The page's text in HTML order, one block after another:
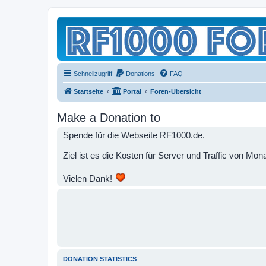
Schnellzugriff Donations FAQ
Startseite Portal Foren-Übersicht
Make a Donation to
Spende für die Webseite RF1000.de.
Ziel ist es die Kosten für Server und Traffic von
Vielen Dank!
DONATION STATISTICS